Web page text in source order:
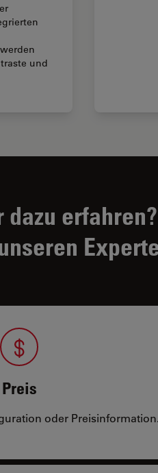
und
erfahren?
Preis
oder Preisinformation.